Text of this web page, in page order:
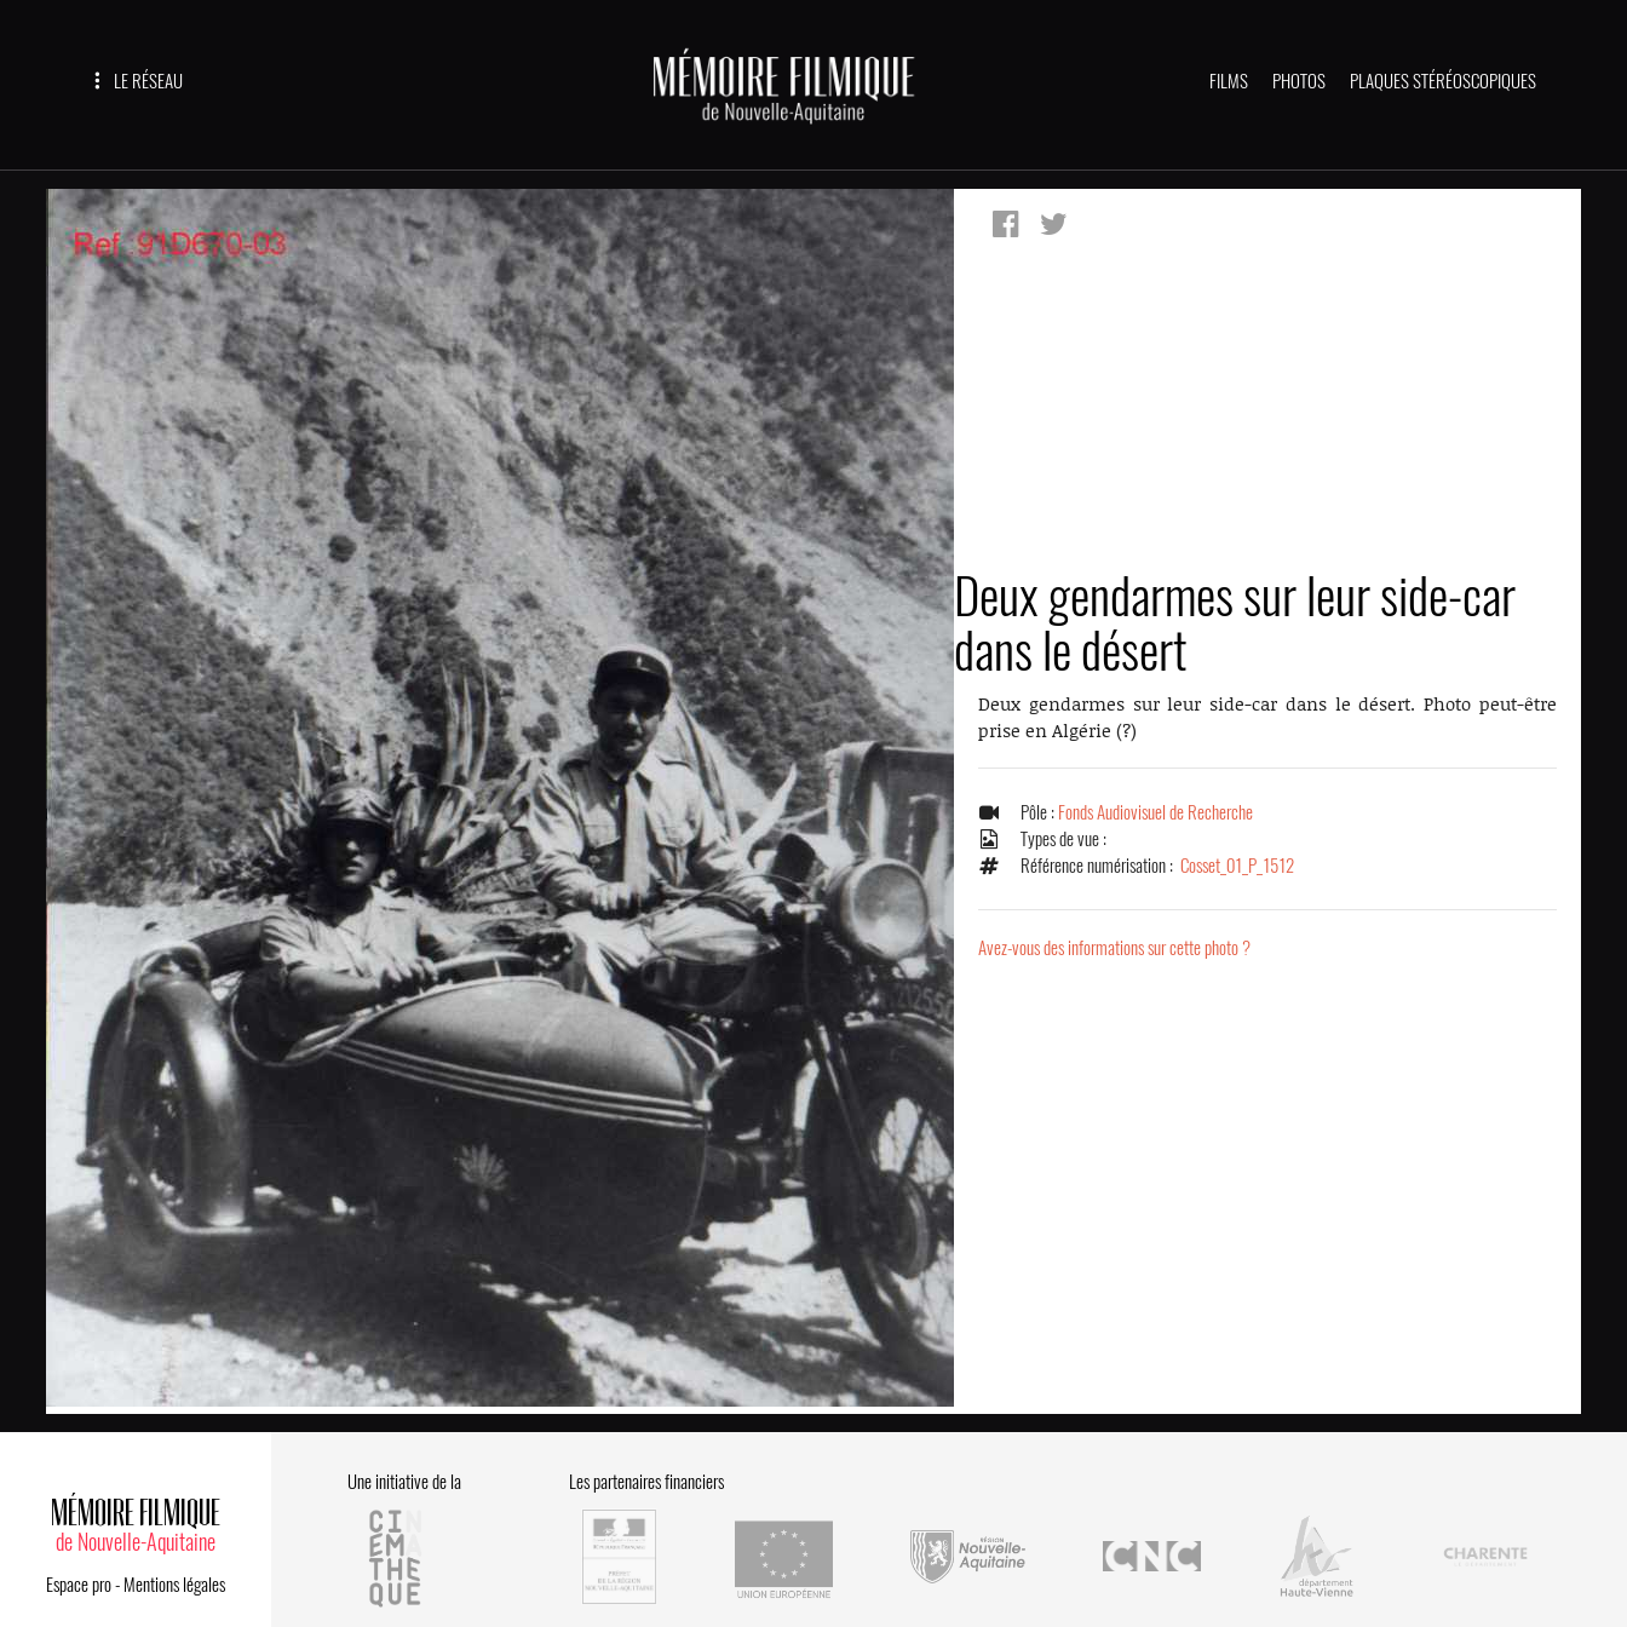
LE RÉSEAU FILMS PHOTOS PLAQUES STÉRÉOSCOPIQUES
Deux gendarmes sur leur side-car
dans le désert
Deux gendarmes sur leur side-car dans le désert. Photo peut-être
prise en Algérie (?)
Pôle : Fonds Audiovisuel de Recherche
Types de vue :
Référence numérisation :Cosset_01_P_1512
Avez-vous des informations sur cette photo ?
MÉMOIRE FILMIQUE
de Nouvelle-Aquitaine
Espace pro- Mentions légales
Une initiative de la Les partenaires financiers